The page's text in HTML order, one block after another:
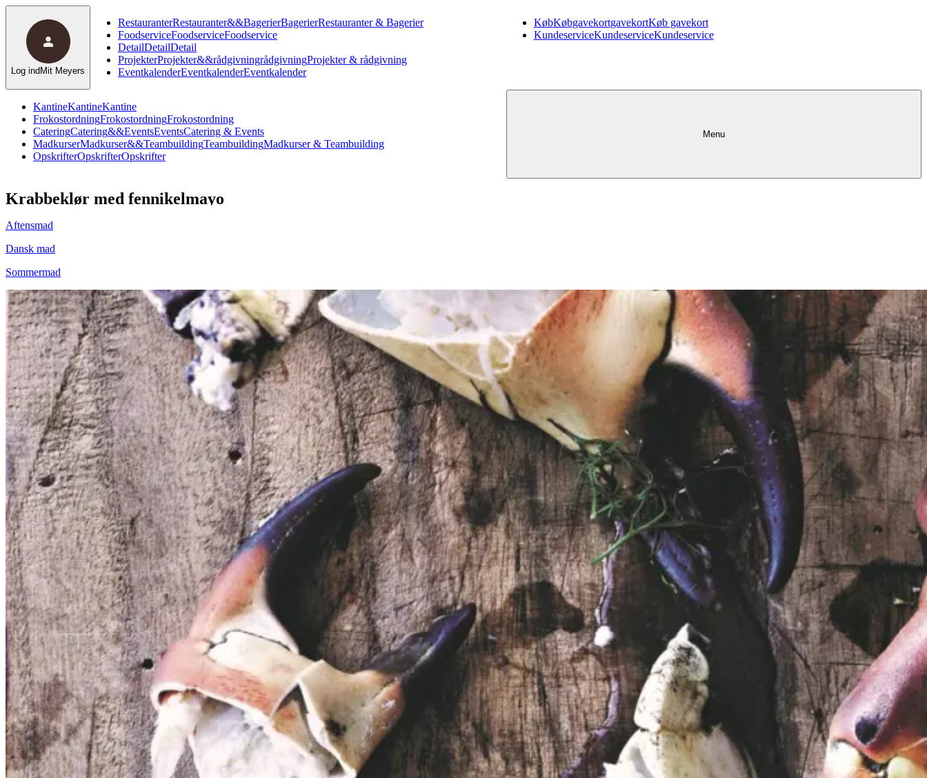
KantineKantineKantine
FrokostordningFrokostordningFrokostordning
CateringCatering&&EventsEventsCatering & Events
MadkurserMadkurser&&TeambuildingTeambuildingMadkurser & Teambuilding
OpskrifterOpskrifterOpskrifter
RestauranterRestauranter&&BagerierBagerierRestauranter & Bagerier
FoodserviceFoodserviceFoodservice
DetailDetailDetail
ProjekterProjekter&&rådgivningrådgivningProjekter & rådgivning
EventkalenderEventkalenderEventkalender
KøbKøbgavekortgavekortKøb gavekort
KundeserviceKundeserviceKundeservice
Log ind Mit Meyers
Menu
Krabbeklør med fennikelmayo
Aftensmad
Dansk mad
Sommermad